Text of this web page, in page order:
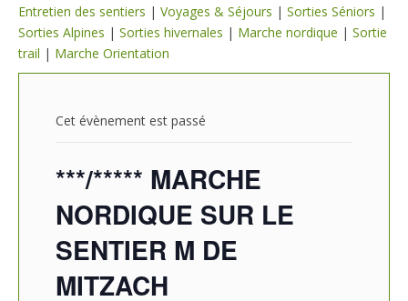
Entretien des sentiers | Voyages & Séjours | Sorties Séniors |
Sorties Alpines | Sorties hivernales | Marche nordique | Sortie
trail | Marche Orientation
Cet évènement est passé
***/***** MARCHE
NORDIQUE SUR LE
SENTIER M DE
MITZACH